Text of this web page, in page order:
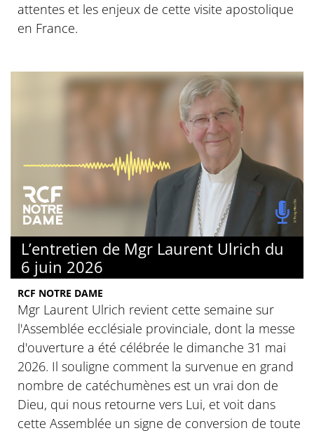
attentes et les enjeux de cette visite apostolique
en France.
L’entretien de Mgr Laurent Ulrich du
6 juin 2026
RCF NOTRE DAME
Mgr Laurent Ulrich revient cette semaine sur
l'Assemblée ecclésiale provinciale, dont la messe
d'ouverture a été célébrée le dimanche 31 mai
2026. Il souligne comment la survenue en grand
nombre de catéchumènes est un vrai don de
Dieu, qui nous retourne vers Lui, et voit dans
cette Assemblée un signe de conversion de toute